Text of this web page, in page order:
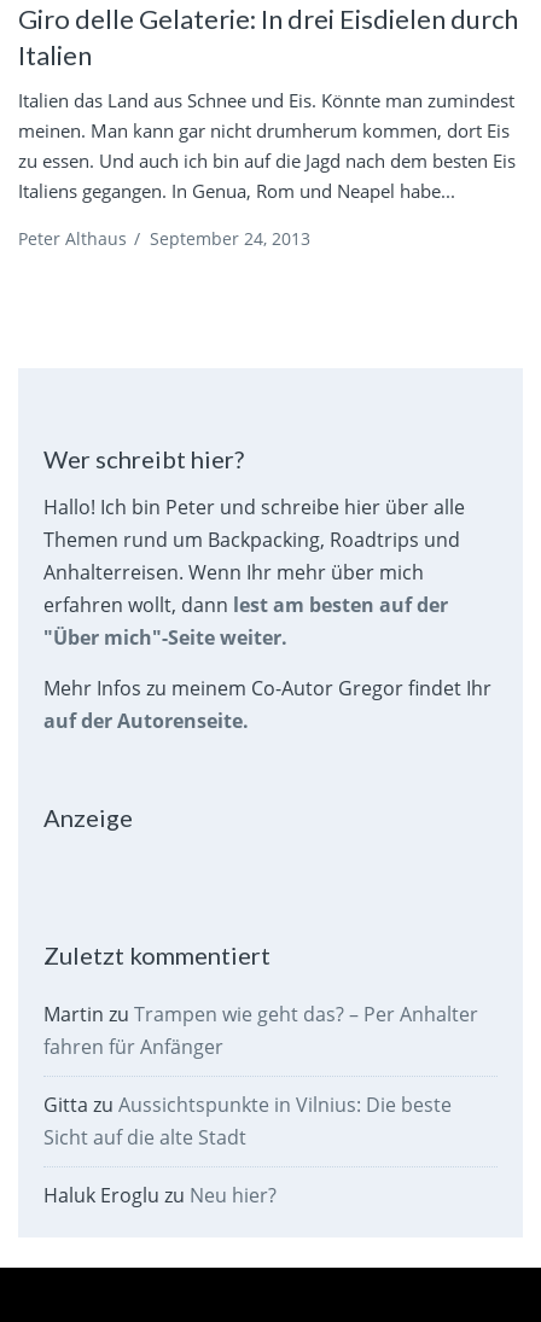
Giro delle Gelaterie: In drei Eisdielen durch
Italien
Italien das Land aus Schnee und Eis. Könnte man zumindest
meinen. Man kann gar nicht drumherum kommen, dort Eis
zu essen. Und auch ich bin auf die Jagd nach dem besten Eis
Italiens gegangen. In Genua, Rom und Neapel habe...
Peter Althaus / September 24, 2013
Wer schreibt hier?
Hallo! Ich bin Peter und schreibe hier über alle
Themen rund um Backpacking, Roadtrips und
Anhalterreisen. Wenn Ihr mehr über mich
erfahren wollt, dann lest am besten auf der
"Über mich"-Seite weiter.
Mehr Infos zu meinem Co-Autor Gregor findet Ihr
auf der Autorenseite.
Anzeige
Zuletzt kommentiert
Martin zu Trampen wie geht das? – Per Anhalter
fahren für Anfänger
Gitta zu Aussichtspunkte in Vilnius: Die beste
Sicht auf die alte Stadt
Haluk Eroglu zu Neu hier?